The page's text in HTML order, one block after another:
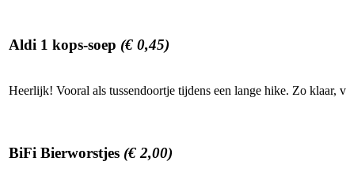
Aldi 1 kops-soep (€ 0,45)
Heerlijk! Vooral als tussendoortje tijdens een lange hike. Zo klaar,
BiFi Bierworstjes (€ 2,00)